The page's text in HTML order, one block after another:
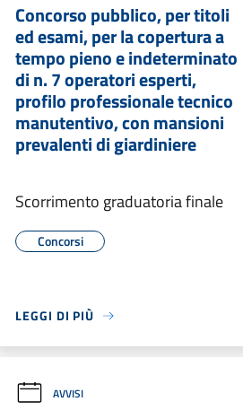
Concorso pubblico, per titoli
ed esami, per la copertura a
tempo pieno e indeterminato
di n. 7 operatori esperti,
profilo professionale tecnico
manutentivo, con mansioni
prevalenti di giardiniere
Scorrimento graduatoria finale
Concorsi
LEGGI DI PIÙ
AVVISI